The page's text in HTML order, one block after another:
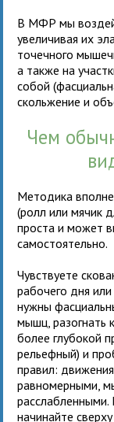
В МФР мы
увеличивая их
точечного
а также на
собой
скольжение и
Чем
Методика
(ролл или мячик
проста и может
самостоятельно.
Чувствуете
рабочего дня
нужны
мышц, разогнать
более глубокой
рельефный) и
правил:
равномерными,
расслабленными.
начинайте